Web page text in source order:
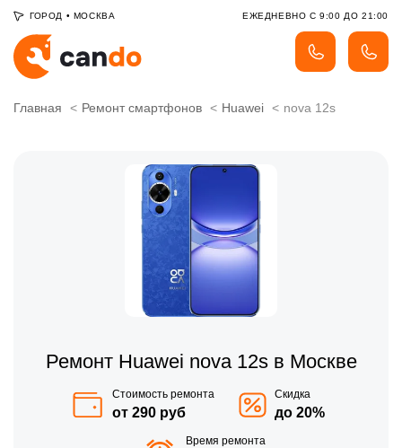
ГОРОД • МОСКВА ЕЖЕДНЕВНО С 9:00 ДО 21:00
Главная Ремонт смартфонов Huawei nova 12s
Ремонт Huawei nova 12s в Москве
Стоимость ремонта
от 290 руб
Скидка
до 20%
Время ремонта